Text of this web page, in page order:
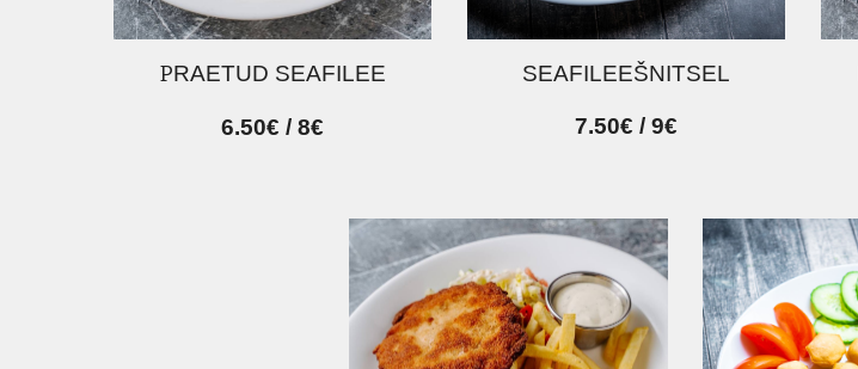
PRAETUD SEAFILEE
6.50€ / 8€
SEAFILEEŠNITSEL
7.50€ / 9€